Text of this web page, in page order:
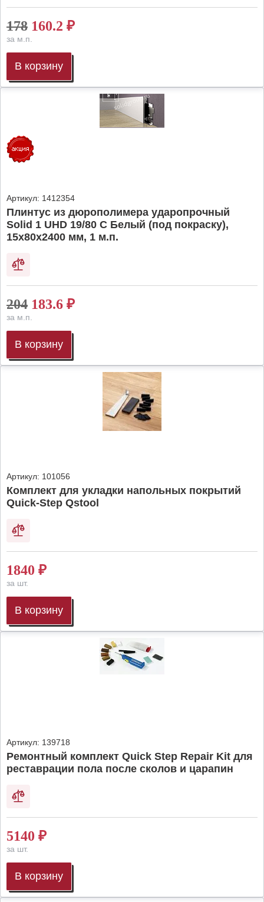
178 160.2 ₽
за м.п.
В корзину
Артикул: 1412354
Плинтус из дюрополимера ударопрочный
Solid 1 UHD 19/80 C Белый (под покраску),
15х80х2400 мм, 1 м.п.
204 183.6 ₽
за м.п.
В корзину
Артикул: 101056
Комплект для укладки напольных покрытий
Quick-Step Qstool
1840 ₽
за шт.
В корзину
Артикул: 139718
Ремонтный комплект Quick Step Repair Kit для
реставрации пола после сколов и царапин
5140 ₽
за шт.
В корзину